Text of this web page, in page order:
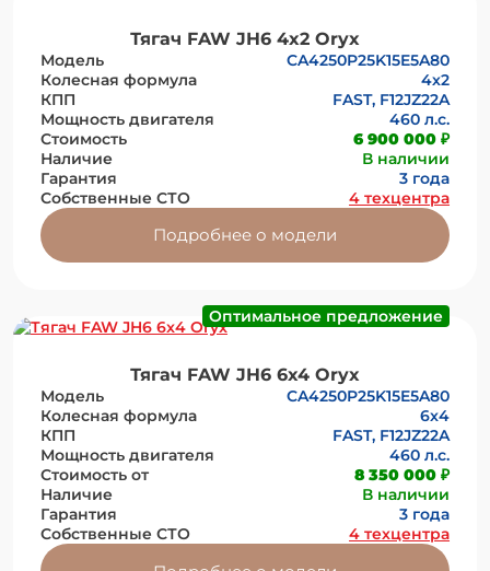
Тягач FAW JH6 4x2 Oryx
Модель
CA4250P25K15E5A80
Колесная формула
4х2
КПП
FAST, F12JZ22A
Мощность двигателя
460 л.с.
Стоимость
6 900 000 ₽
Наличие
В наличии
Гарантия
3 года
Собственные СТО
4 техцентра
Подробнее о модели
Оптимальное предложение
Тягач FAW JH6 6x4 Oryx
Модель
CA4250P25K15E5A80
Колесная формула
6x4
КПП
FAST, F12JZ22A
Мощность двигателя
460 л.с.
Стоимость от
8 350 000 ₽
Наличие
В наличии
Гарантия
3 года
Собственные СТО
4 техцентра